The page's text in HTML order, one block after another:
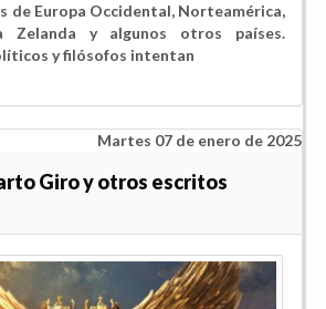
de Europa Occidental, Norteamérica,
Zelanda y algunos otros países.
y filósofos intentan
Martes 07 de enero de 2025
Giro y otros escritos